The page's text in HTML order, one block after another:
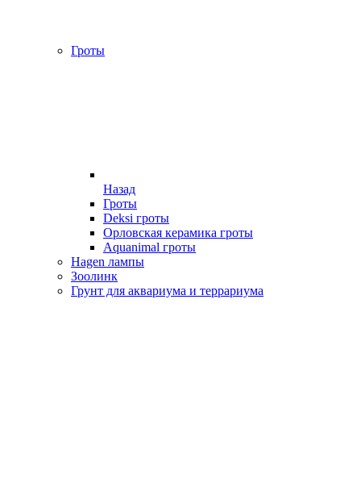
Гроты
Назад
Гроты
Deksi гроты
Орловская керамика гроты
Aquanimal гроты
Hagen лампы
Зоолинк
Грунт для аквариума и террариума